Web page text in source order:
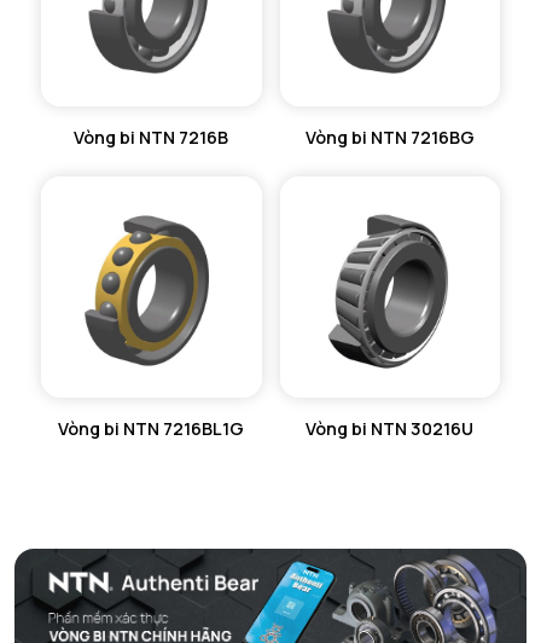
Vòng bi NTN 7216B Vòng bi NTN 7216BG
Vòng bi NTN 7216BL1G Vòng bi NTN 30216U